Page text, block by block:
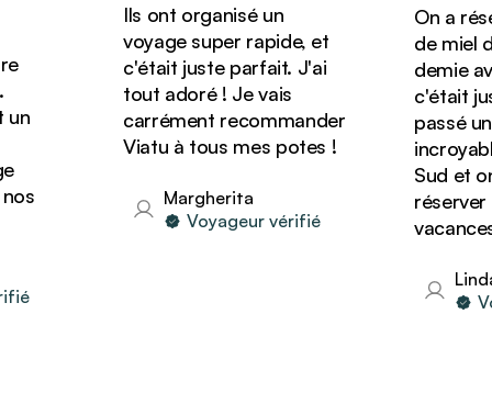
Ils ont organisé un
voyage super rapide, et
c'était juste parfait. J'ai
tout adoré ! Je vais
carrément recommander
Viatu à tous mes potes !
Margherita
Voyageur vérifié
On a
de miel
demie
c'était
passé un
Sud et on
réserver
vacances
Linda